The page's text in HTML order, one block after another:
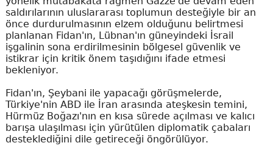
saldırılarının uluslararası toplumun desteğiyle bir an
önce durdurulmasının elzem olduğunu belirtmesi
planlanan Fidan'ın, Lübnan'ın güneyindeki İsrail
işgalinin sona erdirilmesinin bölgesel güvenlik ve
istikrar için kritik önem taşıdığını ifade etmesi
bekleniyor.
Fidan'ın, Şeybani ile yapacağı görüşmelerde,
Türkiye'nin ABD ile İran arasında ateşkesin temini,
Hürmüz Boğazı'nın en kısa sürede açılması ve kalıcı
barışa ulaşılması için yürütülen diplomatik çabaları
desteklediğini dile getireceği öngörülüyor.